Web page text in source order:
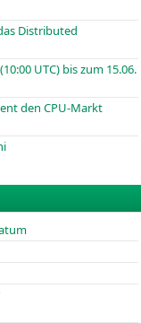
Distributed
UTC) bis zum 15.06.
den CPU-Markt